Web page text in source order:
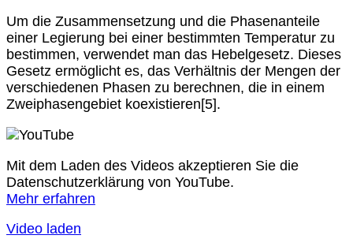
Um die Zusammensetzung und die Phasenanteile
einer Legierung bei einer bestimmten Temperatur zu
bestimmen, verwendet man das Hebelgesetz. Dieses
Gesetz ermöglicht es, das Verhältnis der Mengen der
verschiedenen Phasen zu berechnen, die in einem
Zweiphasengebiet koexistieren[5].
Mit dem Laden des Videos akzeptieren Sie die
Datenschutzerklärung von YouTube.
Mehr erfahren
Video laden